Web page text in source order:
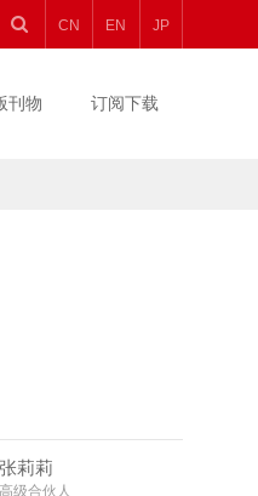
CN EN JP
刊物 订阅下载
张莉莉
高级合伙人